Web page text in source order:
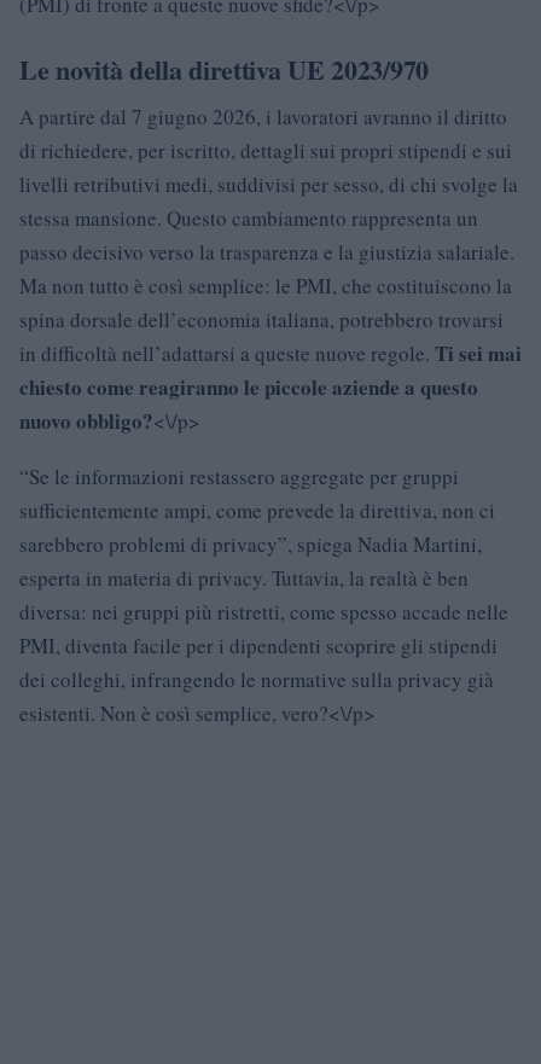
Le novità della direttiva UE 2023/970
A partire dal 7 giugno 2026, i lavoratori avranno il diritto
di richiedere, per iscritto, dettagli sui propri stipendi e sui
livelli retributivi medi, suddivisi per sesso, di chi svolge la
stessa mansione. Questo cambiamento rappresenta un
passo decisivo verso la trasparenza e la giustizia salariale.
Ma non tutto è così semplice: le PMI, che costituiscono la
spina dorsale dell’economia italiana, potrebbero trovarsi
in difficoltà nell’adattarsi a queste nuove regole. Ti sei mai
chiesto come reagiranno le piccole aziende a questo
nuovo obbligo?<\/p>
“Se le informazioni restassero aggregate per gruppi
sufficientemente ampi, come prevede la direttiva, non ci
sarebbero problemi di privacy”, spiega Nadia Martini,
esperta in materia di privacy. Tuttavia, la realtà è ben
diversa: nei gruppi più ristretti, come spesso accade nelle
PMI, diventa facile per i dipendenti scoprire gli stipendi
dei colleghi, infrangendo le normative sulla privacy già
esistenti. Non è così semplice, vero?<\/p>